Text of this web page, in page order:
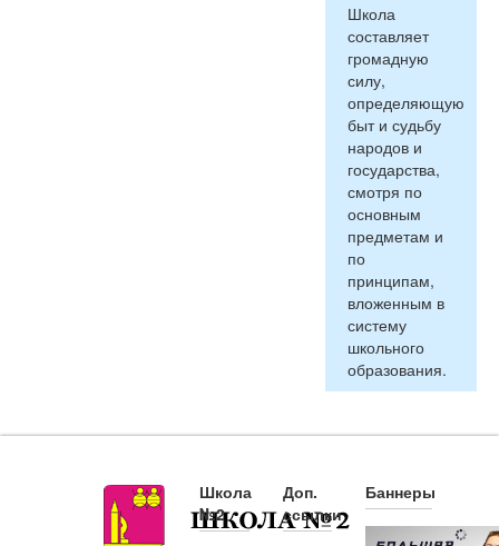
Школа
составляет
громадную
силу,
определяющую
быт и судьбу
народов и
государства,
смотря по
основным
предметам и
по
принципам,
вложенным в
систему
школьного
образования.
Школа
№2
Доп.
ссылки
Баннеры